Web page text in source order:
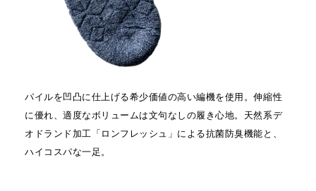
パイルを凹凸に仕上げる希少価値の高い編機を使用。伸縮性
に優れ、適度なボリュームは文句なしの履き心地。天然系デ
オドランド加工「ロンフレッシュ」による抗菌防臭機能と、
ハイコスパな一足。